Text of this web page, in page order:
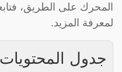
المحرك على الطريق،
لمعرفة المزيد.
جدول المحتويات